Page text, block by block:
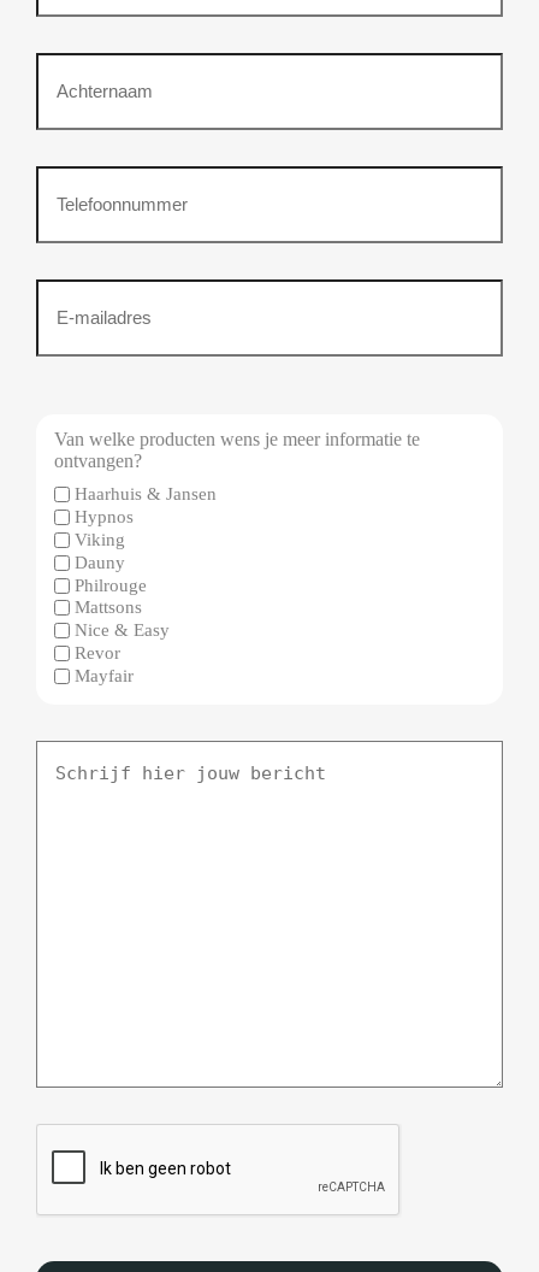
Achternaam
Telefoonnummer
(Vereist)
Emailadres
(Vereist)
Van welke producten wens je meer informatie te
ontvangen?
Haarhuis & Jansen
Hypnos
Viking
Dauny
Philrouge
Mattsons
Nice & Easy
Revor
Mayfair
hier
CAPTCHA